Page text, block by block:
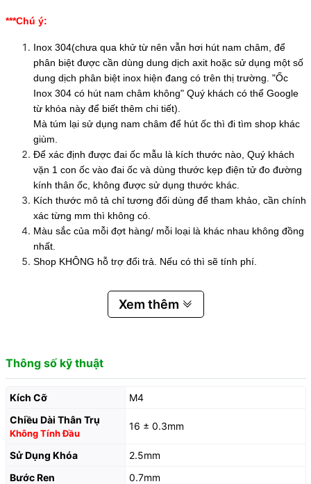
***Chú ý:
Inox 304(chưa qua khử từ nên vẫn hơi hút nam châm, để
phân biệt được cần dùng dung dịch axit hoặc sử dụng một số
dung dịch phân biệt inox hiện đang có trên thị trường. "Ốc
Inox 304 có hút nam châm không" Quý khách có thể Google
từ khóa này để biết thêm chi tiết).
Mà túm lại sử dụng nam châm để hút ốc thì đi tìm shop khác
giùm.
Để xác định được đai ốc mẫu là kích thước nào, Quý khách
vặn 1 con ốc vào đai ốc và dùng thước kẹp điện tử đo đường
kính thân ốc, không được sử dụng thước khác.
Kích thước mô tả chỉ tương đối dùng để tham khảo, cần chính
xác từng mm thì không có.
Màu sắc của mỗi đợt hàng/ mỗi loại là khác nhau không đồng
nhất.
Shop KHÔNG hỗ trợ đổi trả. Nếu có thì sẽ tính phí.
Xem thêm
Thông số kỹ thuật
Kích Cỡ
M4
Chiều Dài Thân Trụ
Không Tính Đầu
16 ± 0.3mm
Sử Dụng Khóa
2.5mm
Bước Ren
0.7mm